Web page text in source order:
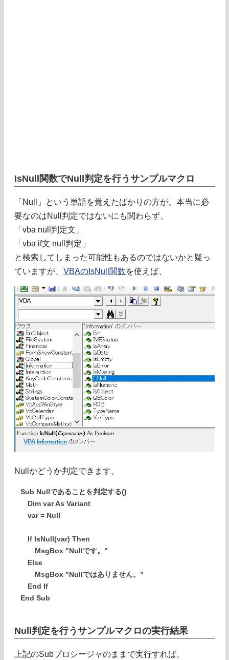
IsNull関数でNull判定を行うサンプルマクロ
「Null」という単語を覚えたばかりの方が、本当に必
要なのはNull判定ではないにも関わらず、
「vba null判定文」
「vba if文 null判定」
と検索してしまった可能性もあるのではないかと疑っ
ていますが、 VBAのIsNull関数を使えば、
Nullかどうか判定できます。
Sub Nullであることを判定する()
Dim var As Variant
var = Null
If IsNull(var) Then
MsgBox "Nullです。"
Else
MsgBox "Nullではありません。"
End If
End Sub
Null判定を行うサンプルマクロの実行結果
上記のSubプロシージャのままで実行すれば、